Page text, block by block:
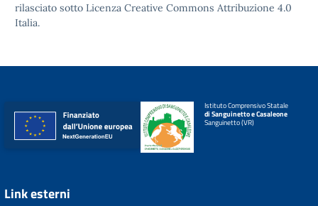
rilasciato sotto Licenza Creative Commons Attribuzione 4.0
Italia.
Istituto Comprensivo Statale
di Sanguinetto e Casaleone
Sanguinetto (VR)
Link esterni